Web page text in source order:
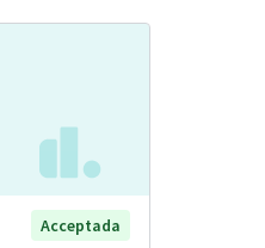
Acceptada